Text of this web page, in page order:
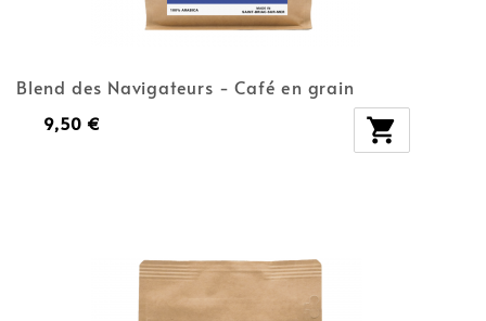
Blend des Navigateurs - Café en grain
9,50 € 